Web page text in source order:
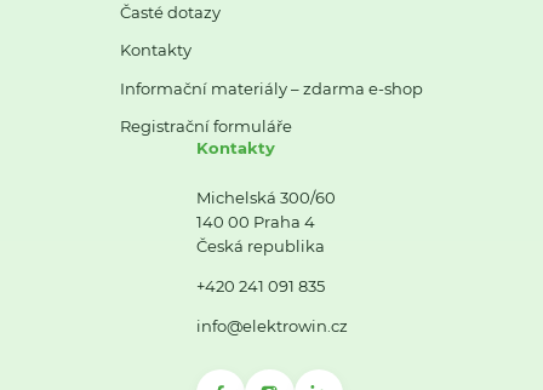
Časté dotazy
Kontakty
Informační materiály – zdarma e-shop
Registrační formuláře
Kontakty
Michelská 300/60
140 00 Praha 4
Česká republika
+420 241 091 835
info@elektrowin.cz